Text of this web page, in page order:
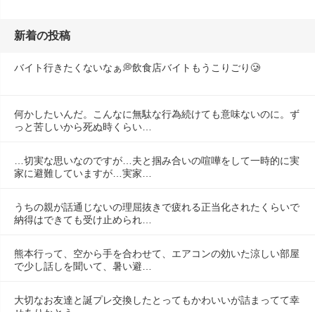
新着の投稿
バイト行きたくないなぁ💭飲食店バイトもうこりごり🥲
何かしたいんだ。こんなに無駄な行為続けても意味ないのに。ず
っと苦しいから死ぬ時くらい…
…切実な思いなのですが…夫と掴み合いの喧嘩をして一時的に実
家に避難していますが…実家…
うちの親が話通じないの理屈抜きで疲れる正当化されたくらいで
納得はできても受け止められ…
熊本行って、空から手を合わせて、エアコンの効いた涼しい部屋
で少し話しを聞いて、暑い避…
大切なお友達と誕プレ交換したとってもかわいいが詰まってて幸